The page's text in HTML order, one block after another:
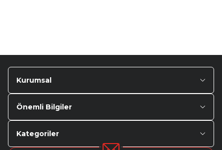
Kurumsal
Önemli Bilgiler
Kategoriler